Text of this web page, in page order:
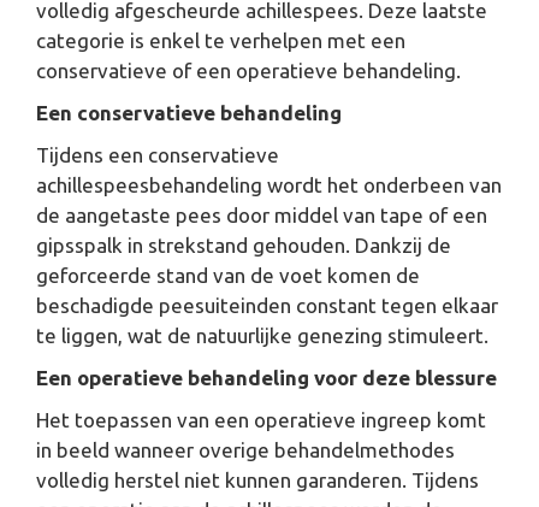
volledig afgescheurde achillespees. Deze laatste
categorie is enkel te verhelpen met een
conservatieve of een operatieve behandeling.
Een conservatieve behandeling
Tijdens een conservatieve
achillespeesbehandeling wordt het onderbeen van
de aangetaste pees door middel van tape of een
gipsspalk in strekstand gehouden. Dankzij de
geforceerde stand van de voet komen de
beschadigde peesuiteinden constant tegen elkaar
te liggen, wat de natuurlijke genezing stimuleert.
Een operatieve behandeling voor deze blessure
Het toepassen van een operatieve ingreep komt
in beeld wanneer overige behandelmethodes
volledig herstel niet kunnen garanderen. Tijdens